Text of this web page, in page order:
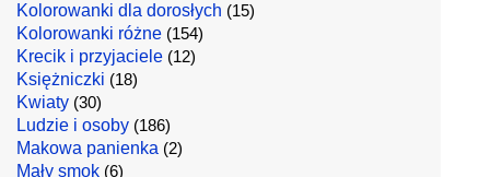
Kolorowanki dla dorosłych (15)
Kolorowanki różne (154)
Krecik i przyjaciele (12)
Księżniczki (18)
Kwiaty (30)
Ludzie i osoby (186)
Makowa panienka (2)
Mały smok (6)